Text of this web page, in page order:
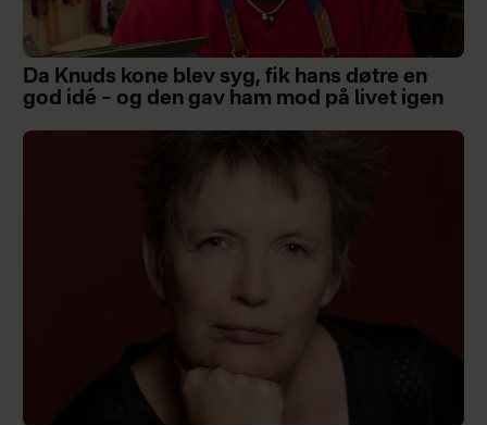
Da Knuds kone blev syg, fik hans døtre en
god idé – og den gav ham mod på livet igen